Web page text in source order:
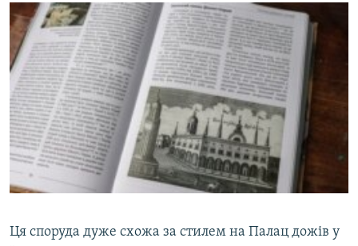
Ця споруда дуже схожа за стилем на Палац дожів у